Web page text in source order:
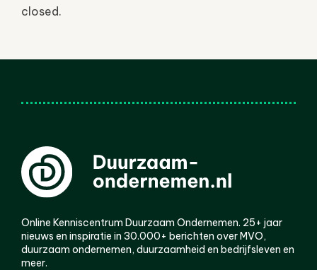
closed.
Online Kenniscentrum Duurzaam Ondernemen. 25+ jaar
nieuws en inspiratie in 30.000+ berichten over MVO,
duurzaam ondernemen, duurzaamheid en bedrijfsleven en
meer.